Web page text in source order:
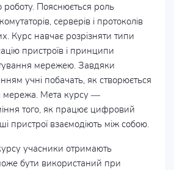
роботу. Пояснюється роль
серверів і протоколів
Курс навчає розрізняти типи
пристроїв і принципи
мережею. Завдяки
учні побачать, як створюється
мережа. Мета курсу —
того, як працює цифровий
пристрої взаємодіють між собою.
учасники отримають
бути використаний при